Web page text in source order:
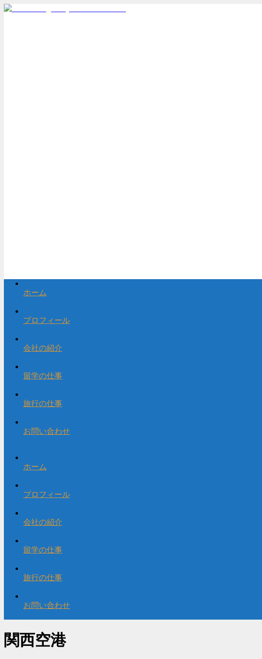
ホーム
プロフィール
会社の紹介
留学の仕事
旅行の仕事
お問い合わせ
ホーム
プロフィール
会社の紹介
留学の仕事
旅行の仕事
お問い合わせ
関西空港